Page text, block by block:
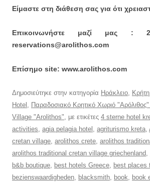
Είμαστε στη διάθεση σας για ότι
Επικοινωνήστε μαζί μας :
reservations@arolithos.com
Επίσημο site: www.arolithos.com
Δημοσιεύτηκε στην κατηγορία Ηράκλειο,
Hotel , Παραδοσιακό Κρητικό Χωριό
Village "Arolithos", με ετικέτες 4 sterne hotel
activities, agia pelagia hotel , agriturismo kreta,
cretan village, arolithos crete, arolithos
arolithos traditional cretan village griechenland,
b&b boutique, best hotels Greece, best places
bezienswaardigheden, blacksmith, book, book